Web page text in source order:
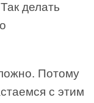
делать
Потому
с этим